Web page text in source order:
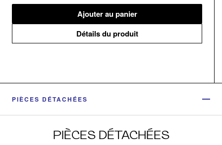
Ajouter au panier
Détails du produit
PIÈCES DÉTACHÉES
PIÈCES DÉTACHÉES